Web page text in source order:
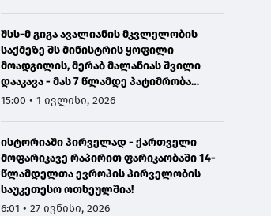
შსს-მ გიგა ავალიანის მკვლელობის
საქმეზე შს მინისტრის ყოფილი
მოადგილის, მერაბ მალანიას შვილი
დააკავა - მას 7 წლამდე პატიმრობა
ემუქრება
15:00 • 1 ივლისი, 2026
ისტორიაში პირველად - ქართველი
მოფარიკავე რაპირით ფარიკაობაში 14-
წლამდელთა ევროპის პირველობის
საუკეთესო ოთხეულშია!
6:01 • 27 ივნისი, 2026